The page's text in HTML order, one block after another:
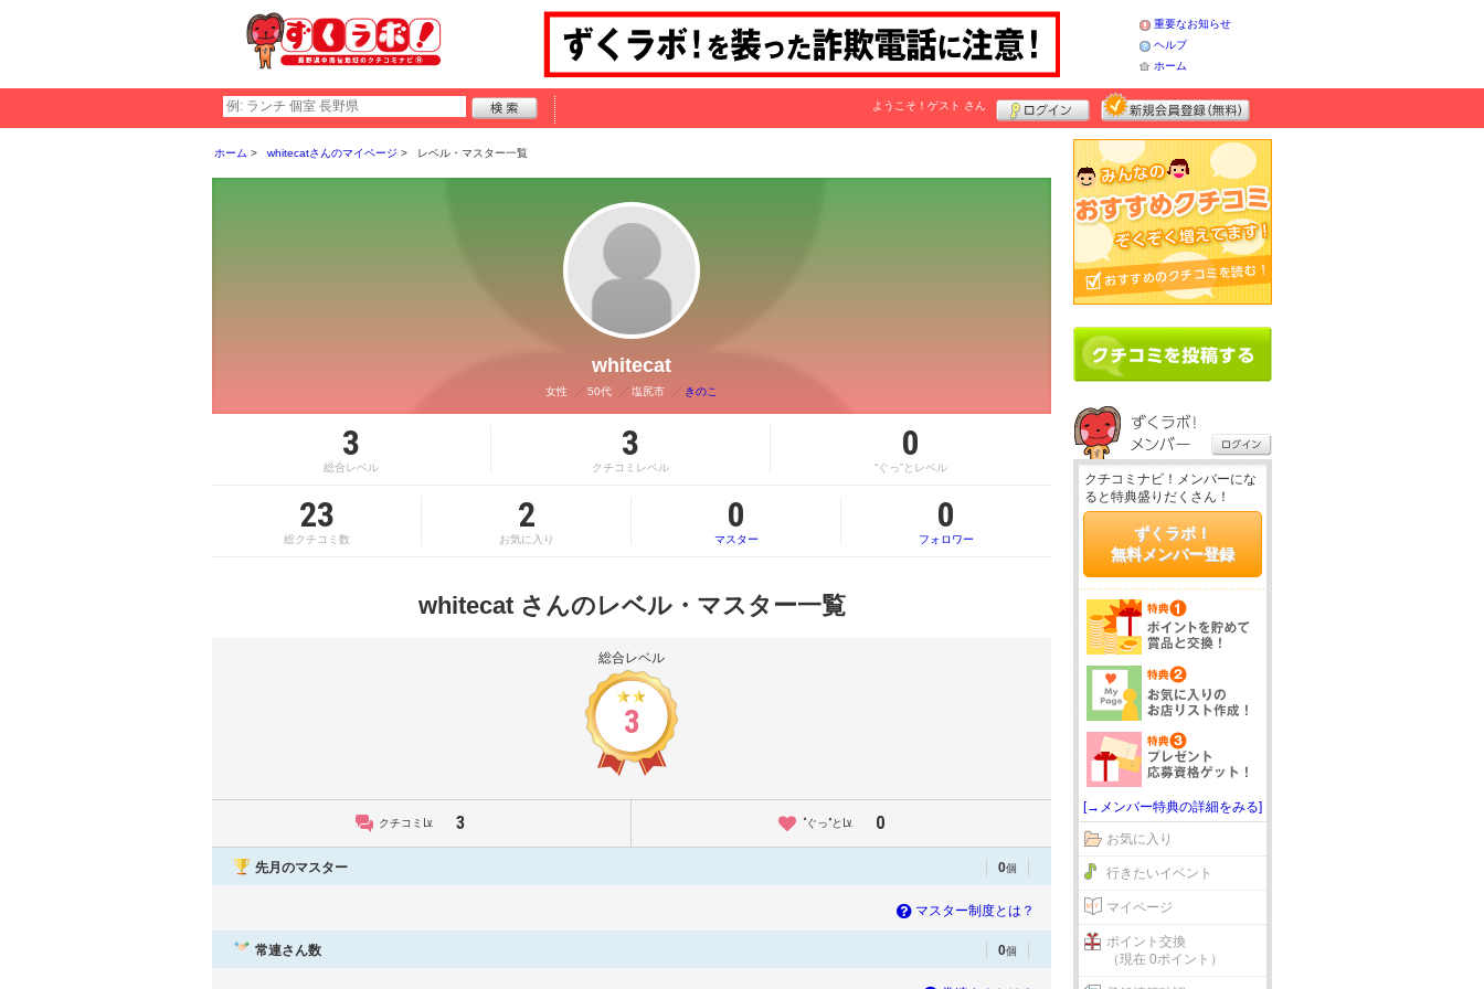
重要なお知らせ
ヘルプ
ホーム
ようこそ！ ゲスト さん
ホーム whitecatさんのマイページ レベル・マスター一覧
whitecat
女性 50代 塩尻市 きのこ
3
総合レベル
3
クチコミレベル
0
“ぐっ”とレベル
23
総クチコミ数
2
お気に入り
0
マスター
0
フォロワー
whitecat さんのレベル・マスター一覧
総合レベル
3
クチコミLv. 3 “ぐっ”とLv. 0
先月のマスター 0個
マスター制度とは？
常連さん数 0個
クチコミナビ！メンバーにな
ると特典盛りだくさん！
ずくラボ！
無料メンバー登録
[→メンバー特典の詳細をみる]
お気に入り
行きたいイベント
マイページ
ポイント交換
（現在 0ポイント）